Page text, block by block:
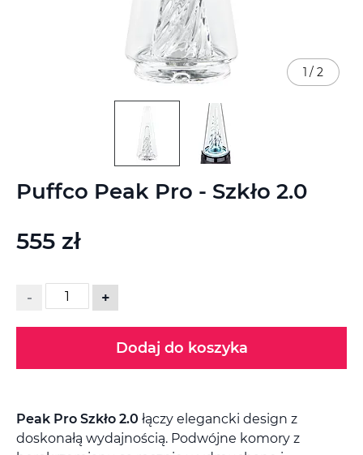
Puffco Peak Pro - Szkło 2.0
555 zł
- +
Dodaj do koszyka
Peak Pro Szkło 2.0 łączy elegancki design z
doskonałą wydajnością. Podwójne komory z
1 / 2
na